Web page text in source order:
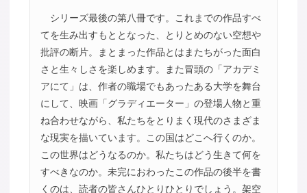
シリーズ最後の第八冊です。これまでの作品すべ
てを生み出すもととなった、とりとめのない空想や
批評の断片。まとまった作品とはまたちがった面白
さと生々しさを楽しめます。また冒頭の「アカデミ
アにて」は、作者の職場でもあったある大学を舞台
にして、映画「グラディエーター」の登場人物と重
ね合わせながら、私たちをとりまく現代のさまざま
な現実を描いています。この国はどこへ行くのか。
この世界はどうなるのか。私たちはどう生きて何を
すべきなのか。未完におわったこの作品の後半を書
くのは、読者の皆さんひとりひとりでしょう。架空